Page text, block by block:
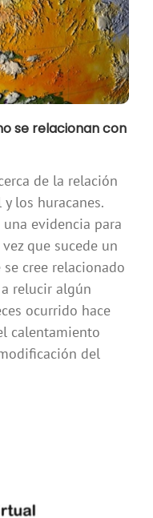
se relacionan con
de la relación
los huracanes.
evidencia para
que sucede un
cree relacionado
relucir algún
ocurrido hace
calentamiento
del